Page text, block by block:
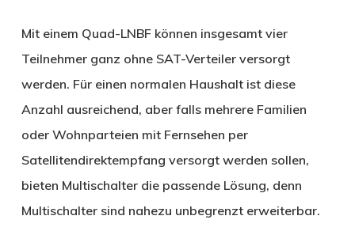
Mit einem Quad-LNBF können insgesamt vier
Teilnehmer ganz ohne SAT-Verteiler versorgt
werden. Für einen normalen Haushalt ist diese
Anzahl ausreichend, aber falls mehrere Familien
oder Wohnparteien mit Fernsehen per
Satellitendirektempfang versorgt werden sollen,
bieten Multischalter die passende Lösung, denn
Multischalter sind nahezu unbegrenzt erweiterbar.